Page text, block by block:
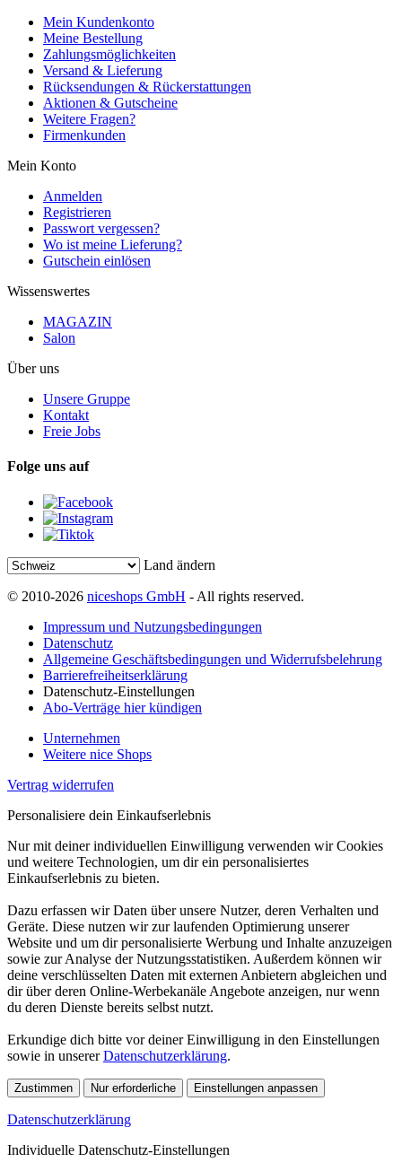
Mein Kundenkonto
Meine Bestellung
Zahlungsmöglichkeiten
Versand & Lieferung
Rücksendungen & Rückerstattungen
Aktionen & Gutscheine
Weitere Fragen?
Firmenkunden
Mein Konto
Anmelden
Registrieren
Passwort vergessen?
Wo ist meine Lieferung?
Gutschein einlösen
Wissenswertes
MAGAZIN
Salon
Über uns
Unsere Gruppe
Kontakt
Freie Jobs
Folge uns auf
Land ändern
© 2010-2026 niceshops GmbH - All rights reserved.
Impressum und Nutzungsbedingungen
Datenschutz
Allgemeine Geschäftsbedingungen und Widerrufsbelehrung
Barrierefreiheitserklärung
Datenschutz-Einstellungen
Abo-Verträge hier kündigen
Unternehmen
Weitere nice Shops
Vertrag widerrufen
Personalisiere dein Einkaufserlebnis
Nur mit deiner individuellen Einwilligung verwenden wir Cookies
und weitere Technologien, um dir ein personalisiertes
Einkaufserlebnis zu bieten.
Dazu erfassen wir Daten über unsere Nutzer, deren Verhalten und
Geräte. Diese nutzen wir zur laufenden Optimierung unserer
Website und um dir personalisierte Werbung und Inhalte anzuzeigen
sowie zur Analyse der Nutzungsstatistiken. Außerdem können wir
deine verschlüsselten Daten mit externen Anbietern abgleichen und
dir über deren Online-Werbekanäle Angebote anzeigen, nur wenn
du deren Dienste bereits selbst nutzt.
Erkundige dich bitte vor deiner Einwilligung in den Einstellungen
sowie in unsererDatenschutzerklärung.
Zustimmen Nur erforderliche Einstellungen anpassen
Datenschutzerklärung
Individuelle Datenschutz-Einstellungen